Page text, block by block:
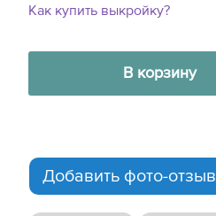
Как купить выкройку?
В корзину
Добавить фото-отзыв